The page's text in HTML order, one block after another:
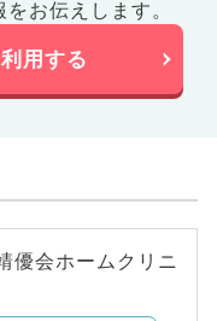
お伝えします。
用する
優会ホームクリニ